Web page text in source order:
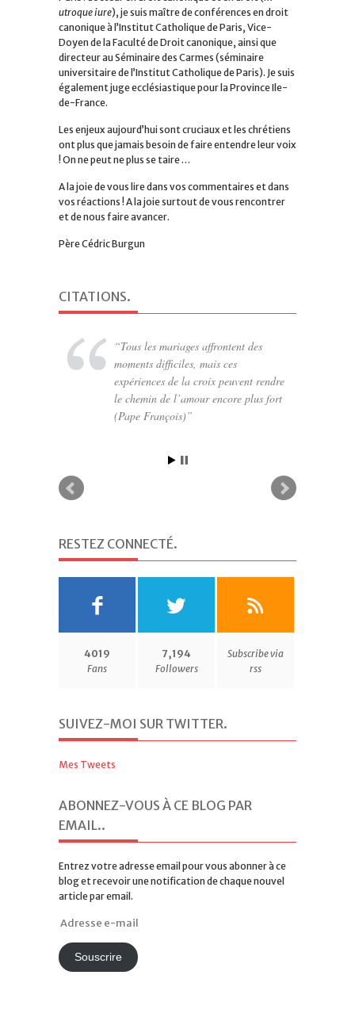
utroque iure), je suis maître de conférences en droit
canonique à l’Institut Catholique de Paris, Vice-
Doyen de la Faculté de Droit canonique, ainsi que
directeur au Séminaire des Carmes (séminaire
universitaire de l’Institut Catholique de Paris). Je suis
également juge ecclésiastique pour la Province Ile-
de-France.
Les enjeux aujourd’hui sont cruciaux et les chrétiens
ont plus que jamais besoin de faire entendre leur voix
! On ne peut ne plus se taire …
A la joie de vous lire dans vos commentaires et dans
vos réactions ! A la joie surtout de vous rencontrer
et de nous faire avancer.
Père Cédric Burgun
CITATIONS.
Tous les mariages affrontent des
moments difficiles, mais ces
expériences de la croix peuvent rendre
le chemin de l’amour encore plus fort
(Pape François)
Le propre de la puissance est de
protéger (Pascal)
4019
Fans
7,194
Followers
Subscribe via
rss
Mes Tweets
EMAIL..
Entrez votre adresse email pour vous abonner à ce
blog et recevoir une notification de chaque nouvel
article par email.
Adresse